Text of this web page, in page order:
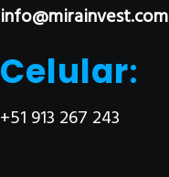
info@mirainvest.com
Celular:
+51 913 267 243